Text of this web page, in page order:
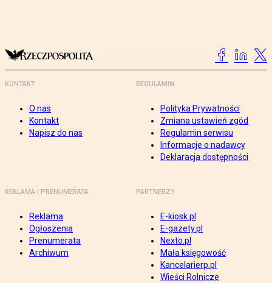
KONTAKT
O nas
Kontakt
Napisz do nas
REGULAMIN
Polityka Prywatności
Zmiana ustawień zgód
Regulamin serwisu
Informacje o nadawcy
Deklaracja dostępności
REKLAMA I PRENUMERATA
Reklama
Ogłoszenia
Prenumerata
Archiwum
PARTNERZY
E-kiosk.pl
E-gazety.pl
Nexto.pl
Mała księgowość
Kancelarierp.pl
Wieści Rolnicze